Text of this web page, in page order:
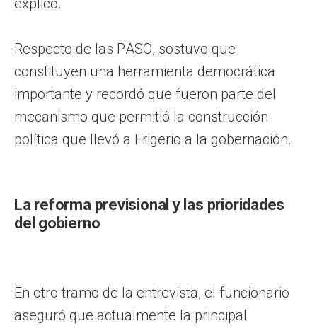
Respecto de las PASO, sostuvo que
constituyen una herramienta democrática
importante y recordó que fueron parte del
mecanismo que permitió la construcción
política que llevó a Frigerio a la gobernación.
La reforma previsional y las prioridades
del gobierno
En otro tramo de la entrevista, el funcionario
aseguró que actualmente la principal